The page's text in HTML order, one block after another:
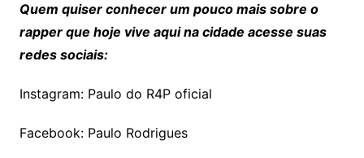
Quem quiser conhecer um pouco mais sobre o
rapper que hoje vive aqui na cidade acesse suas
redes sociais:
Instagram: Paulo do R4P oficial
Facebook: Paulo Rodrigues